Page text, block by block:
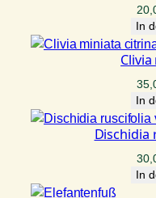
In
In
Dischidia
In